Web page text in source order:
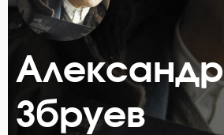
Александр
Збруев